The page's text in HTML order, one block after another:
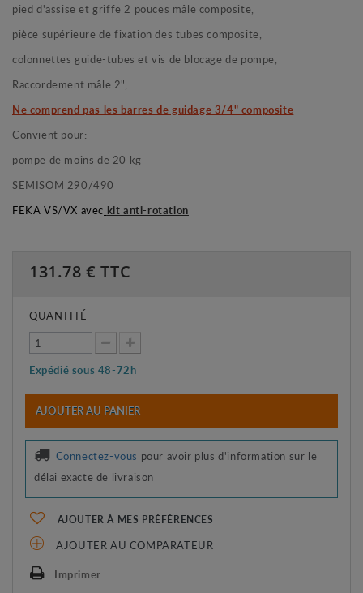
pied d'assise etgriffe 2 pouces mâle composite,
pièce supérieure de fixation des tubes composite,
colonnettes guide-tubes et vis de blocage de pompe,
Raccordement mâle 2",
Ne comprend pas les barres de guidage 3/4" composite
Convient pour:
pompe de moins de 20 kg
SEMISOM 290/490
FEKA VS/VX avec kit anti-rotation
131.78 € TTC
QUANTITÉ
Expédié sous 48-72h
AJOUTER AU PANIER
Connectez-vous pour avoir plus d'information sur le
délai exacte de livraison
AJOUTER À MES PRÉFÉRENCES
AJOUTER AU COMPARATEUR
Imprimer